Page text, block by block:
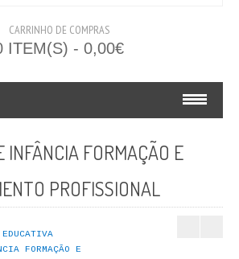
CARRINHO DE COMPRAS
ITEM(S) - 0,00€
A COLORIR
INFÂNCIA FORMAÇÃO E
PROFISSIONAL
FORMAÇÃO E